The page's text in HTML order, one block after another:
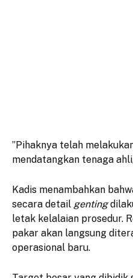
​”Pihaknya telah
mendatangkan tenaga
​Kadis menambahkan
secara detail genting
letak kelalaian prosedur.
pakar akan langsung
operasional baru.